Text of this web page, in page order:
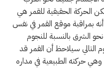
الحركة الحقيقية للقمر هي
بمراقبة موقع القمر في نفس
الشرق بالنسبة للنجوم
التالي سيلاحظ أن القمر قد
حركته الطبيعية في مداره